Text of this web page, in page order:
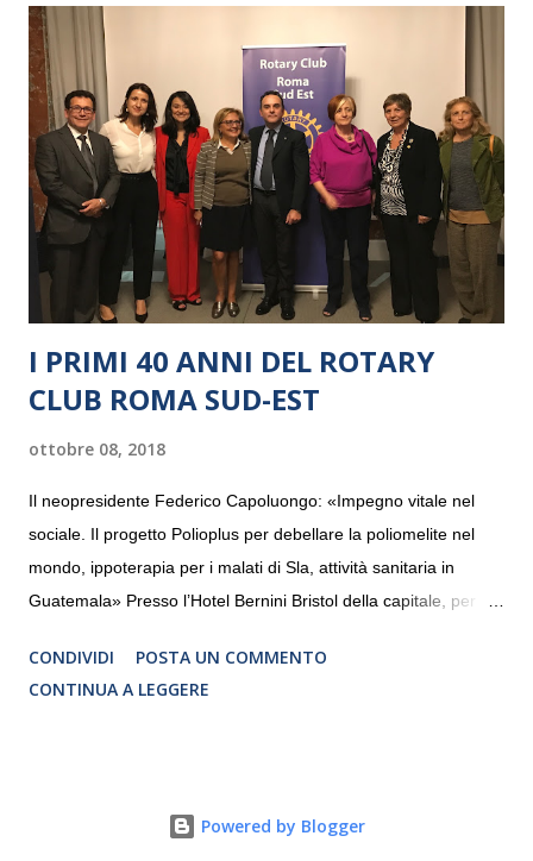
I PRIMI 40 ANNI DEL ROTARY
CLUB ROMA SUD-EST
ottobre 08, 2018
Il neopresidente Federico Capoluongo: «Impegno vitale nel
sociale. Il progetto Polioplus per debellare la poliomelite nel
mondo, ippoterapia per i malati di Sla, attività sanitaria in
Guatemala» Presso l’Hotel Bernini Bristol della capitale, per la
programmazione del Rotary Club Roma Sud-Est che festeggia
i quaranta anni di attività. Un’occasione per raccontare al
riguardano sia il territorio che le missioni all’estero in paesi in
CONDIVIDI
POSTA UN COMMENTO
CONTINUA A LEGGERE
Powered by Blogger